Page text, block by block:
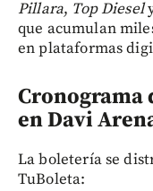
Pillara, Top Diesel
que acumulan
en plataformas
Cronograma
en Davi
La boletería se
TuBoleta: